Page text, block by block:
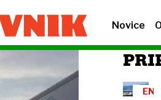
Novice